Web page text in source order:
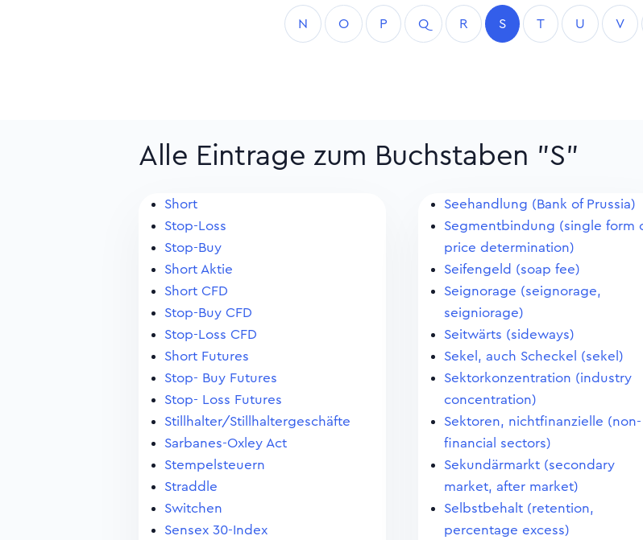
N O P Q R S T U V
Alle Eintrage zum Buchstaben "S"
Short
Stop-Loss
Stop-Buy
Short Aktie
Short CFD
Stop-Buy CFD
Stop-Loss CFD
Short Futures
Stop- Buy Futures
Stop- Loss Futures
Stillhalter/Stillhaltergeschäfte
Sarbanes-Oxley Act
Stempelsteuern
Straddle
Switchen
Sensex 30-Index
Seehandlung (Bank of Prussia)
Segmentbindung (single form
price determination)
Seifengeld (soap fee)
Seignorage (seignorage,
seigniorage)
Seitwärts (sideways)
Sekel, auch Scheckel (sekel)
Sektorkonzentration (industry
concentration)
Sektoren, nichtfinanzielle (non-
financial sectors)
Sekundärmarkt (secondary
market, after market)
Selbstbehalt (retention,
percentage excess)